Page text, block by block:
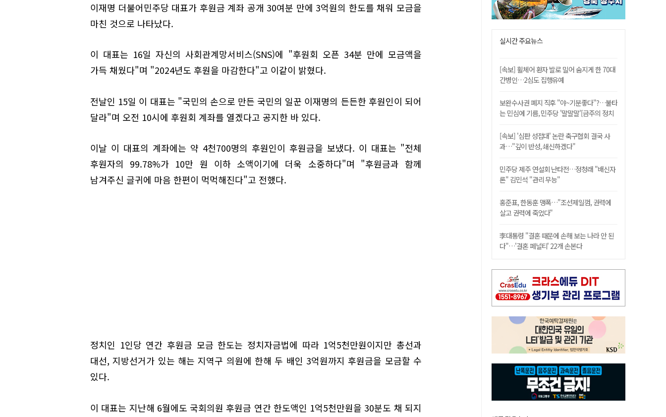
이재명 더불어민주당 대표가 후원금 계좌 공개 30여분 만에 3억원의 한도를 채워 모금을
마친 것으로 나타났다.
이 대표는 16일 자신의 사회관계망서비스(SNS)에 "후원회 오픈 34분 만에 모금액을
가득 채웠다"며 "2024년도 후원을 마감한다"고 이같이 밝혔다.
전날인 15일 이 대표는 "국민의 손으로 만든 국민의 일꾼 이재명의 든든한 후원인이 되어
달라"며 오전 10시에 후원회 계좌를 열겠다고 공지한 바 있다.
이날 이 대표의 계좌에는 약 4천700명의 후원인이 후원금을 보냈다. 이 대표는 "전체
후원자의 99.78%가 10만 원 이하 소액이기에 더욱 소중하다"며 "후원금과 함께
남겨주신 글귀에 마음 한편이 먹먹해진다"고 전했다.
정치인 1인당 연간 후원금 모금 한도는 정치자금법에 따라 1억5천만원이지만 총선과
대선, 지방선거가 있는 해는 지역구 의원에 한해 두 배인 3억원까지 후원금을 모금할 수
있다.
이 대표는 지난해 6월에도 국회의원 후원금 연간 한도액인 1억5천만원을 30분도 채 되지
실시간 주요뉴스
[속보] 휠체어 환자 발로 밀어 숨지게 한 70대
간병인…2심도 집행유예
보완수사권 폐지 직후 "야~기분좋다"?…불타
는 민심에 기름, 민주당 '말말말'[금주의 정치
[속보] '심판 성접대' 논란 축구협회 결국 사
과…"깊이 반성, 쇄신하겠다"
민주당 제주 연설회 난타전…정청래 "배신자
론" 김민석 "관리 무능"
홍준표, 한동훈 맹폭…"조선제일껌, 권력에
살고 권력에 죽었다"
李대통령 "결혼 때문에 손해 보는 나라 안 된
다"…'결혼 페널티' 22개 손본다